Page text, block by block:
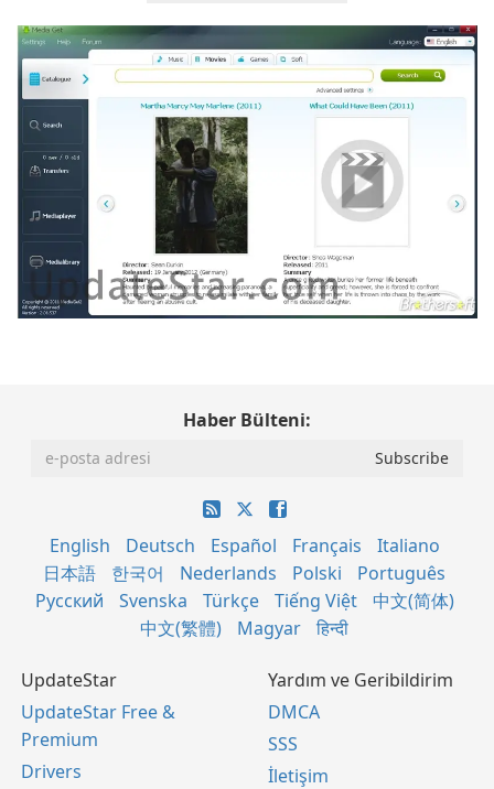
Haber Bülteni:
English Deutsch Español Français
Italiano
日本語
한국어 Nederlands Polski
Português
Русский
Svenska Türkçe Tiếng Việt
中文(简体)
中文(繁體)
Magyar हिन्दी
UpdateStar
UpdateStar Free &
Premium
Drivers
Yardım ve Geribildirim
DMCA
SSS
İletişim